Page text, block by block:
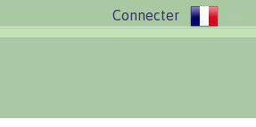
Connecter